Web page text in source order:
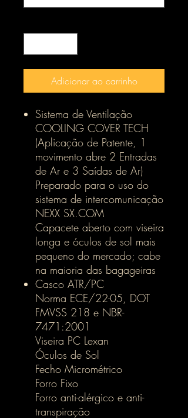
Adicionar ao carrinho
Sistema de Ventilação
COOLING COVER TECH
(Aplicação de Patente, 1
movimento abre 2 Entradas
de Ar e 3 Saídas de Ar)
Preparado para o uso do
sistema de intercomunicação
NEXX SX.COM
Capacete aberto com viseira
longa e óculos de sol mais
pequeno do mercado; cabe
na maioria das bagageiras
Casco ATR/PC
Norma ECE/22-05, DOT
FMVSS 218 e NBR-
7471:2001
Viseira PC Lexan
Óculos de Sol
Fecho Micrométrico
Forro Fixo
Forro anti-alérgico e anti-
transpiração